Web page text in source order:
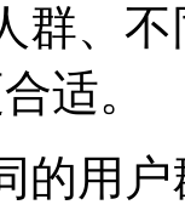
群、
适。
的用